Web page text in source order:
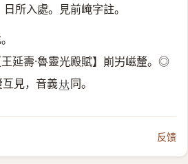
日所入處。見前崦字註。
延壽·魯靈光殿賦】崱屴嵫釐。◎
互見，音義𠀤同。
反馈